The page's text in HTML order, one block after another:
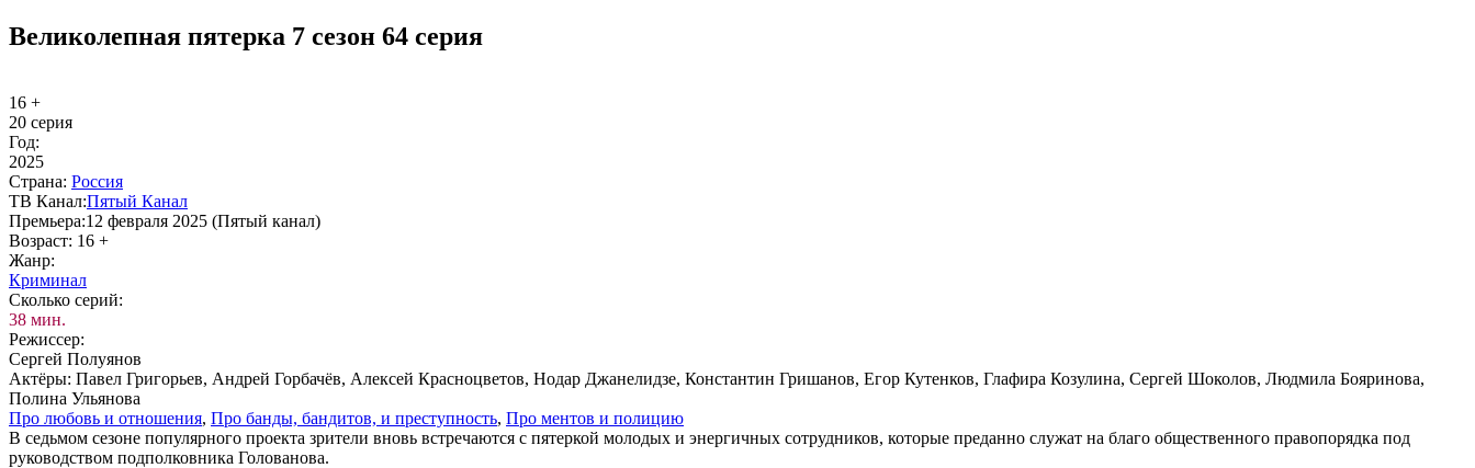
Великолепная пятерка 7 сезон 64 серия
16 +
20 серия
Год:
2025
Стра­на: Рос­сия
ТВ Ка­нал:Пя­тый Ка­нал
Пре­мье­ра:12 февраля 2025 (Пятый канал)
Воз­раст: 16 +
Жанр:
Кри­ми­нал
Сколь­ко се­рий:
38 мин.
Ре­жис­сер:
Сергей Полуянов
Ак­тё­ры: Павел Григорьев, Андрей Горбачёв, Алексей Красноцветов, Нодар Джанелидзе, Константин Гришанов, Егор Кутенков, Глафира Козулина, Сергей Шоколов, Людмила Бояринова,
Полина Ульянова
Про лю­бовь и от­но­ше­ния, Про бан­ды, бан­ди­тов, и пре­ступ­ность, Про мен­тов и по­ли­цию
В седьмом сезоне популярного проекта зрители вновь встречаются с пятеркой молодых и энергичных сотрудников, которые преданно служат на благо общественного правопорядка под
руководством подполковника Голованова.